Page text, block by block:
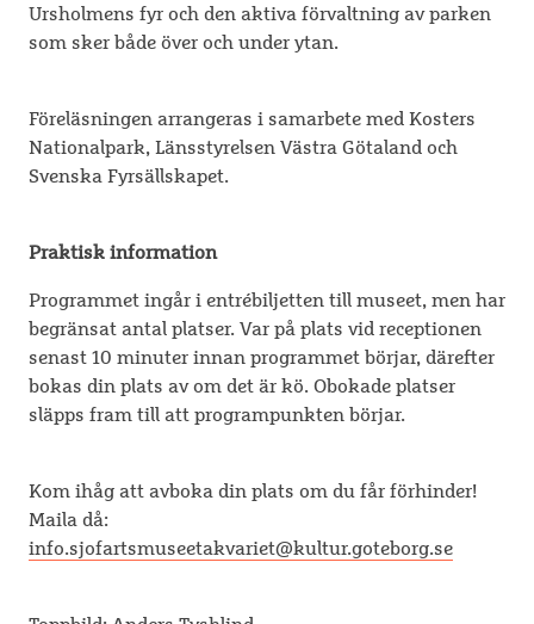
Ursholmens fyr och den aktiva förvaltning av parken
som sker både över och under ytan.
Föreläsningen arrangeras i samarbete med Kosters
Nationalpark, Länsstyrelsen Västra Götaland och
Svenska Fyrsällskapet.
Praktisk information
Programmet ingår i entrébiljetten till museet, men har
begränsat antal platser. Var på plats vid receptionen
senast 10 minuter innan programmet börjar, därefter
bokas din plats av om det är kö. Obokade platser
släpps fram till att programpunkten börjar.
Kom ihåg att avboka din plats om du får förhinder!
Maila då:
info.sjofartsmuseetakvariet@kultur.goteborg.se